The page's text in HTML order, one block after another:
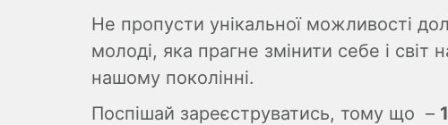
Не пропусти унікальної можливості
молоді, яка прагне змінити себе і
нашому поколінні.
Поспішай зареєструватись, тому що –